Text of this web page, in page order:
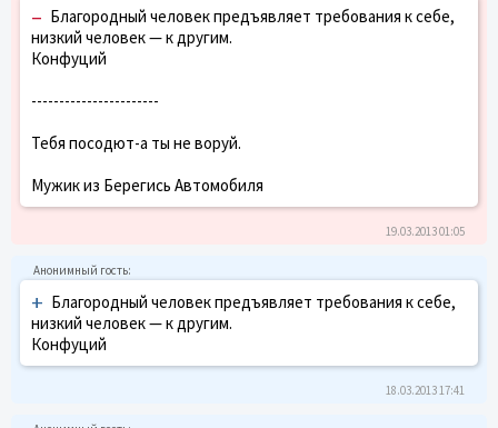
– Благородный человек предъявляет требования к себе,
низкий человек — к другим.
Конфуций
-----------------------
Тебя посодют-а ты не воруй.
Мужик из Берегись Автомобиля
19.03.2013 01:05
+ Благородный человек предъявляет требования к себе,
низкий человек — к другим.
Конфуций
18.03.2013 17:41